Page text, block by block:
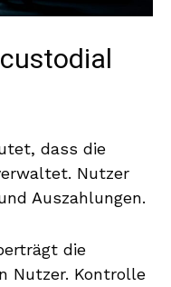
dass die
Nutzer
Auszahlungen.
die
Nutzer. Kontrolle